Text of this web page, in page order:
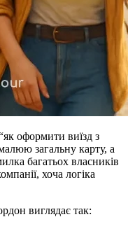
оформити виїзд з
загальну карту, а
багатьох власників
хоча логіка
виглядає так: